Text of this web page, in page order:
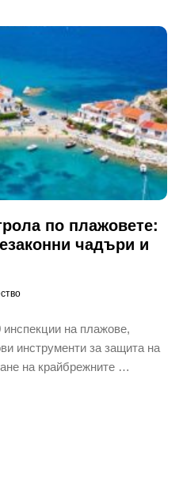
по плажовете:
чадъри и
на плажове,
инструменти за защита на
на крайбрежните …